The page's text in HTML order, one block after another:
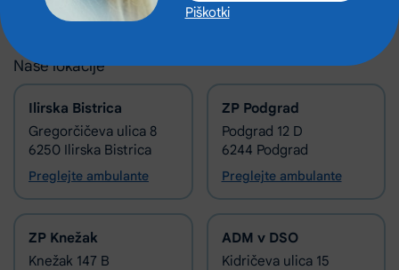
Piškotki
Naše lokacije
Ilirska Bistrica
Gregorčičeva ulica 8
6250 Ilirska Bistrica
Preglejte ambulante
ZP Podgrad
Podgrad 12 D
6244 Podgrad
Preglejte ambulante
ZP Knežak
Knežak 147 B
ADM v DSO
Kidričeva ulica 15